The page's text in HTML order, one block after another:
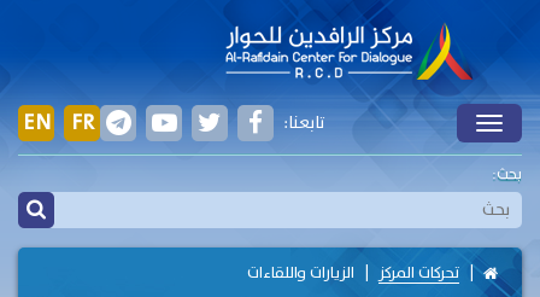
Toggle
EN FR تابعنا:
بحث:
تحركات المركز الزيارات واللقاءات